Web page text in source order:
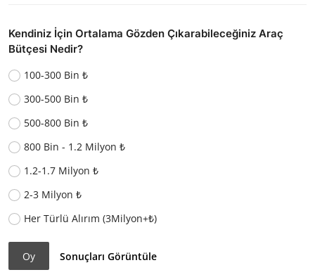
Kendiniz İçin Ortalama Gözden Çıkarabileceğiniz Araç
Bütçesi Nedir?
100-300 Bin ₺
300-500 Bin ₺
500-800 Bin ₺
800 Bin - 1.2 Milyon ₺
1.2-1.7 Milyon ₺
2-3 Milyon ₺
Her Türlü Alırım (3Milyon+₺)
Oy Sonuçları Görüntüle